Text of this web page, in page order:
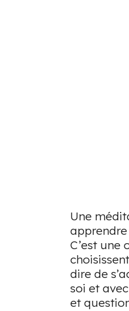
Une
apprendre
C’est une
dire de
soi et
et